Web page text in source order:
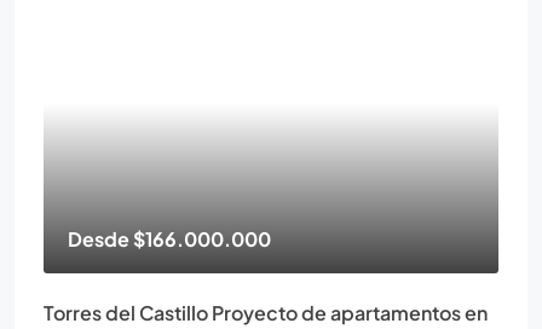
Desde$166.000.000
Torres del Castillo Proyecto de apartamentos en